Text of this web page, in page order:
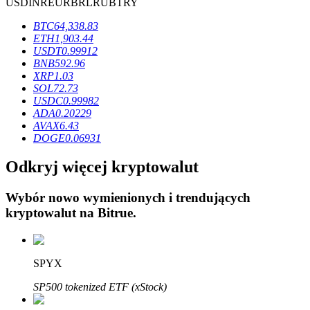
Blokady BTR
Ekskluzywne inwestycje dla posiadaczy BTR
Pożyczki
Usługa pożyczek wspieranych kryptowalutami
BTC64,338.83
ETH1,903.44
USDT0.99912
BNB592.96
XRP1.03
SOL72.73
USDC0.99982
ADA0.20229
AVAX6.43
DOGE0.06931
Odkryj więcej kryptowalut
Wybór nowo wymienionych i trendujących
kryptowalut na Bitrue.
SPYX
SP500 tokenized ETF (xStock)